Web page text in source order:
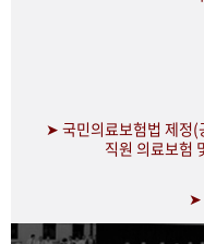
➤ 국민의료보험법 제정(
직원 의료보험
➤